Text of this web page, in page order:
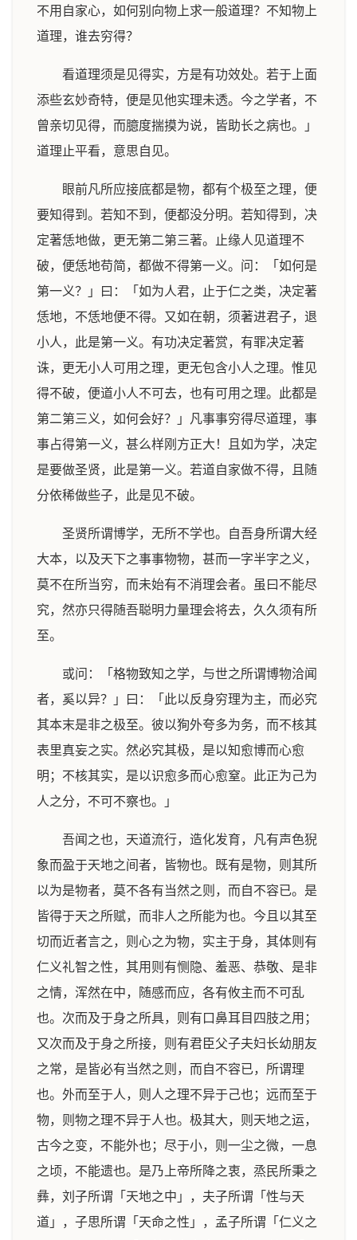
不用自家心，如何别向物上求一般道理？不知物上
道理，谁去穷得？
看道理须是见得实，方是有功效处。若于上面
添些玄妙奇特，便是见他实理未透。今之学者，不
曾亲切见得，而臆度揣摸为说，皆助长之病也。」
道理止平看，意思自见。
眼前凡所应接底都是物，都有个极至之理，便
要知得到。若知不到，便都没分明。若知得到，决
定著恁地做，更无第二第三著。止缘人见道理不
破，便恁地苟简，都做不得第一义。问：「如何是
第一义？」曰：「如为人君，止于仁之类，决定著
恁地，不恁地便不得。又如在朝，须著进君子，退
小人，此是第一义。有功决定著赏，有罪决定著
诛，更无小人可用之理，更无包含小人之理。惟见
得不破，便道小人不可去，也有可用之理。此都是
第二第三义，如何会好？」凡事事穷得尽道理，事
事占得第一义，甚么样刚方正大！且如为学，决定
是要做圣贤，此是第一义。若道自家做不得，且随
分依稀做些子，此是见不破。
圣贤所谓博学，无所不学也。自吾身所谓大经
大本，以及天下之事事物物，甚而一字半字之义，
莫不在所当穷，而未始有不消理会者。虽曰不能尽
究，然亦只得随吾聪明力量理会将去，久久须有所
至。
或问：「格物致知之学，与世之所谓博物洽闻
者，奚以异？」曰：「此以反身穷理为主，而必究
其本末是非之极至。彼以狥外夸多为务，而不核其
表里真妄之实。然必究其极，是以知愈博而心愈
明；不核其实，是以识愈多而心愈窒。此正为己为
人之分，不可不察也。」
吾闻之也，天道流行，造化发育，凡有声色猊
象而盈于天地之间者，皆物也。既有是物，则其所
以为是物者，莫不各有当然之则，而自不容已。是
皆得于天之所赋，而非人之所能为也。今且以其至
切而近者言之，则心之为物，实主于身，其体则有
仁义礼智之性，其用则有恻隐、羞恶、恭敬、是非
之情，浑然在中，随感而应，各有攸主而不可乱
也。次而及于身之所具，则有口鼻耳目四肢之用；
又次而及于身之所接，则有君臣父子夫妇长幼朋友
之常，是皆必有当然之则，而自不容已，所谓理
也。外而至于人，则人之理不异于己也；远而至于
物，则物之理不异于人也。极其大，则天地之运，
古今之变，不能外也；尽于小，则一尘之微，一息
之顷，不能遗也。是乃上帝所降之衷，烝民所秉之
彝，刘子所谓「天地之中」，夫子所谓「性与天
道」，子思所谓「天命之性」，孟子所谓「仁义之